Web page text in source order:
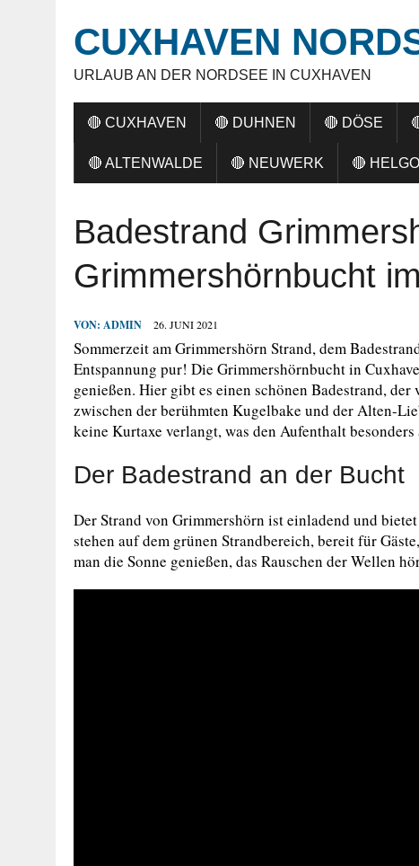
CUXHAVEN
URLAUB AN DER NORDSEE IN CUXHAVEN
🔴 CUXHAVEN 🔴 DUHNEN 🔴 DÖSE
🔴 ALTENWALDE 🔴 NEUWERK 🔴
Badestrand
Grimmershörnbucht
VON: ADMIN 26. JUNI 2021
Sommerzeit am Grimmershörn Strand, dem
Entspannung pur! Die Grimmershörnbucht in
genießen. Hier gibt es einen schönen Badestrand,
zwischen der berühmten Kugelbake und der Alten-
keine Kurtaxe verlangt, was den Aufenthalt besonders
Der Badestrand an der Bucht
Der Strand von Grimmershörn ist einladend und
stehen auf dem grünen Strandbereich, bereit für
man die Sonne genießen, das Rauschen der Wellen